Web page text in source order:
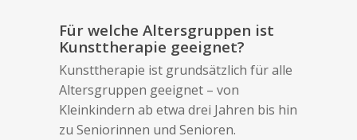
Für welche Altersgruppen ist
Kunsttherapie geeignet?
Kunsttherapie ist grundsätzlich für alle
Altersgruppen geeignet – von
Kleinkindern ab etwa drei Jahren bis hin
zu Seniorinnen und Senioren.